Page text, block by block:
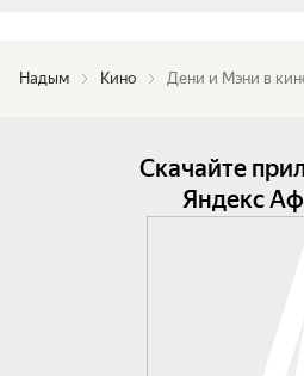
Надым Кино Дени и Мэни в
Скачайте
Яндекс